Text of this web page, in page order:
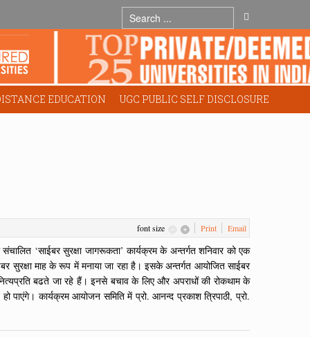
EDUCATION UGC PUBLIC SELF DISCLOSURE
font size Print Email
संचालित ‘साईबर सुरक्षा जागरूकता’ कार्यक्रम के अन्तर्गत शनिवार को एक
सुरक्षा माह के रूप में मनाया जा रहा है। इसके अन्तर्गत आयोजित साईबर
नित्यप्रति बढते जा रहे हैं। इनसे बचाव के लिए और अपराधों की रोकथाम के
कार्यक्रम आयोजन समिति में प्रो. आनन्द प्रकाश त्रिपाठी, प्रो.